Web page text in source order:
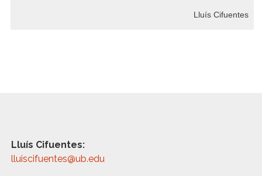
Lluís Cifuentes
Lluís Cifuentes:
lluiscifuentes@ub.edu